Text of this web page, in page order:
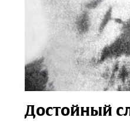
Достойный